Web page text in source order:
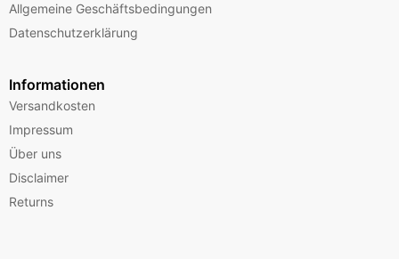
Allgemeine Geschäftsbedingungen
Datenschutzerklärung
Informationen
Versandkosten
Impressum
Über uns
Disclaimer
Returns